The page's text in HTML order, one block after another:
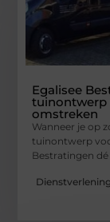
Egalisee
tuinontwerp
omstreken
Wanneer je op
tuinontwerp
Bestratingen
Dienstverlening